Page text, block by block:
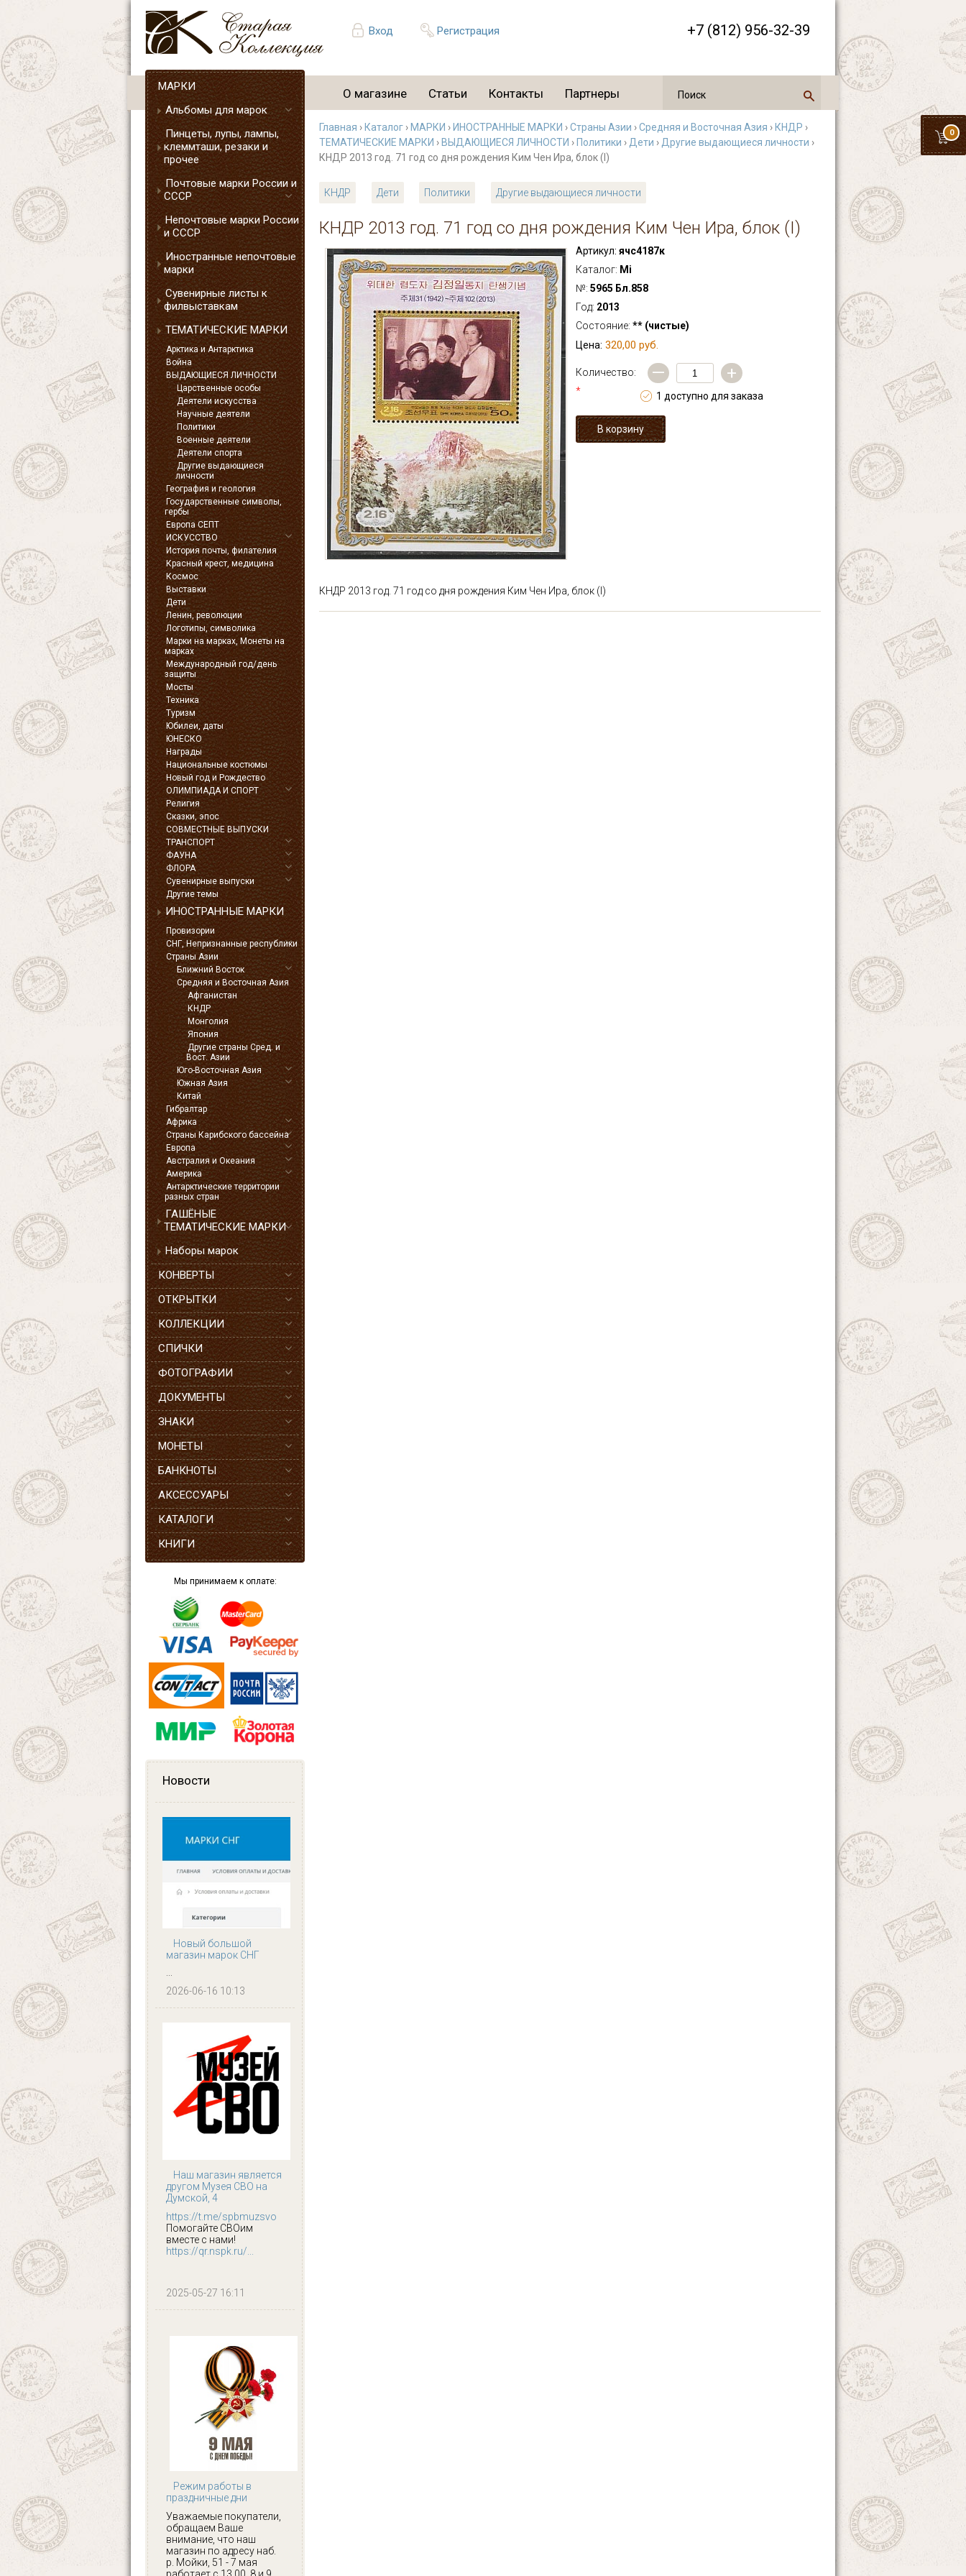
Вход Регистрация +7 (812) 956-32-39
0
О магазине Статьи Контакты Партнеры
МАРКИ
Альбомы для марок
Пинцеты, лупы, лампы,
клеммташи, резаки и
прочее
Почтовые марки России и
СССР
Непочтовые марки России
и СССР
Иностранные непочтовые
марки
Сувенирные листы к
филвыставкам
ТЕМАТИЧЕСКИЕ МАРКИ
Арктика и Антарктика
Война
ВЫДАЮЩИЕСЯ ЛИЧНОСТИ
Царственные особы
Деятели искусства
Научные деятели
Политики
Военные деятели
Деятели спорта
Другие выдающиеся
личности
География и геология
Государственные символы,
гербы
Европа СЕПТ
ИСКУССТВО
История почты, филателия
Красный крест, медицина
Космос
Выставки
Дети
Ленин, революции
Логотипы, символика
Марки на марках, Монеты на
марках
Международный год/день
защиты
Мосты
Техника
Туризм
Юбилеи, даты
ЮНЕСКО
Награды
Национальные костюмы
Новый год и Рождество
ОЛИМПИАДА И СПОРТ
Религия
Сказки, эпос
СОВМЕСТНЫЕ ВЫПУСКИ
ТРАНСПОРТ
ФАУНА
ФЛОРА
Сувенирные выпуски
Другие темы
ИНОСТРАННЫЕ МАРКИ
Провизории
СНГ, Непризнанные республики
Страны Азии
Ближний Восток
Средняя и Восточная Азия
Афганистан
КНДР
Монголия
Япония
Другие страны Сред. и
Вост. Азии
Юго-Восточная Азия
Южная Азия
Китай
Гибралтар
Африка
Страны Карибского бассейна
Европа
Австралия и Океания
Америка
Антарктические территории
разных стран
ГАШЁНЫЕ
ТЕМАТИЧЕСКИЕ МАРКИ
Наборы марок
КОНВЕРТЫ
ОТКРЫТКИ
КОЛЛЕКЦИИ
СПИЧКИ
ФОТОГРАФИИ
ДОКУМЕНТЫ
ЗНАКИ
МОНЕТЫ
БАНКНОТЫ
АКСЕССУАРЫ
КАТАЛОГИ
КНИГИ
Мы принимаем к оплате:
Новости
Новый большой
магазин марок СНГ
...
2026-06-16 10:13
Наш магазин является
другом Музея СВО на
Думской, 4
https://t.me/spbmuzsvo
Помогайте СВОим
вместе с нами!
https://qr.nspk.ru/...
2025-05-27 16:11
Режим работы в
праздничные дни
Уважаемые покупатели,
обращаем Ваше
внимание, что наш
магазин по адресу наб.
р. Мойки, 51 - 7 мая
работает с 13.00, 8 и 9
Главная › Каталог › МАРКИ › ИНОСТРАННЫЕ МАРКИ ›Страны Азии ›Средняя и Восточная Азия › КНДР ›
ТЕМАТИЧЕСКИЕ МАРКИ › ВЫДАЮЩИЕСЯ ЛИЧНОСТИ › Политики › Дети › Другие выдающиеся личности ›
КНДР 2013 год. 71 год со дня рождения Ким Чен Ира, блок (I)
КНДР Дети Политики Другие выдающиеся личности
КНДР 2013 год. 71 год со дня рождения Ким Чен Ира, блок (I)
Артикул: ячс4187к
Каталог: Mi
№: 5965 Бл.858
Год: 2013
Состояние: ** (чистые)
Цена: 320,00 руб.
Количество:
*
— +
1 доступно для заказа
КНДР 2013 год. 71 год со дня рождения Ким Чен Ира, блок (I)